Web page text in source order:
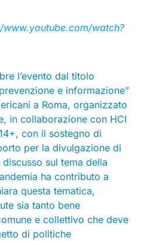
www.youtube.com/watch?
l’evento dal titolo
e informazione”
a Roma, organizzato
in collaborazione con HCI
con il sostegno di
per la divulgazione di
sul tema della
ha contributo a
questa tematica,
sia tanto bene
e collettivo che deve
di politiche